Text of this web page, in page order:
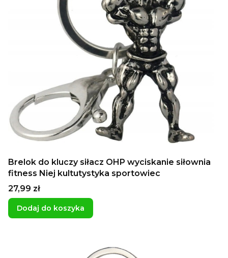
Brelok do kluczy siłacz OHP wyciskanie siłownia
fitness Niej kultutystyka sportowiec
Cena
27,99 zł
Dodaj do koszyka